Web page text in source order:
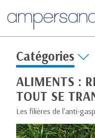
Catégories
ALIMENTS :
TOUT SE
Les filières de l'anti-